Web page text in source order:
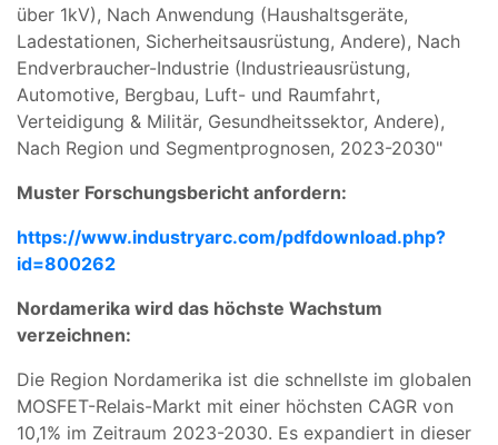
über 1kV), Nach Anwendung (Haushaltsgeräte,
Ladestationen, Sicherheitsausrüstung, Andere), Nach
Endverbraucher-Industrie (Industrieausrüstung,
Automotive, Bergbau, Luft- und Raumfahrt,
Verteidigung & Militär, Gesundheitssektor, Andere),
Nach Region und Segmentprognosen, 2023-2030"
Muster Forschungsbericht anfordern:
https://www.industryarc.com/pdfdownload.php?
id=800262
Nordamerika wird das höchste Wachstum
verzeichnen:
Die Region Nordamerika ist die schnellste im globalen
MOSFET-Relais-Markt mit einer höchsten CAGR von
10,1% im Zeitraum 2023-2030. Es expandiert in dieser